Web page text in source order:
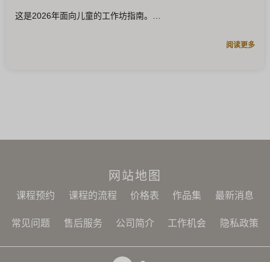
这是2026年面向儿童的工作坊指南。
阅读更多
网站地图
课程预约 课程的流程 价格表 作品集 最新消息
常见问题 售后服务 公司简介 工作机会 隐私政策